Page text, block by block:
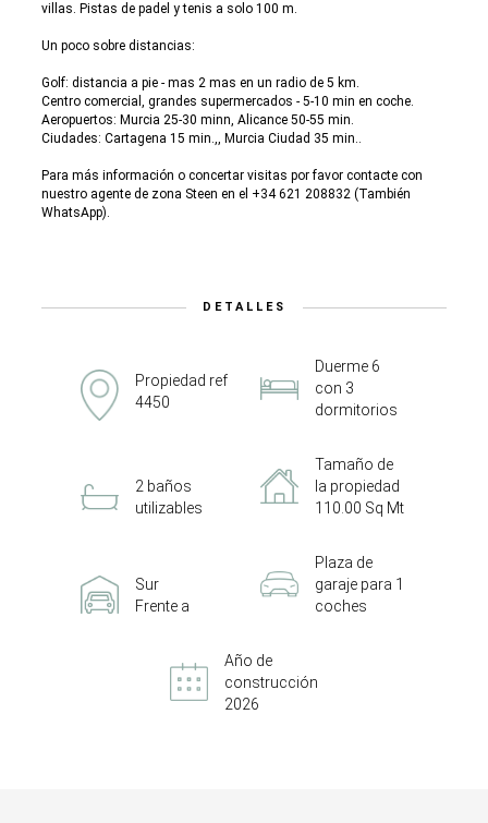
villas. Pistas de padel y tenis a solo 100 m.
Un poco sobre distancias:
Golf: distancia a pie - mas 2 mas en un radio de 5 km.
Centro comercial, grandes supermercados - 5-10 min en coche.
Aeropuertos: Murcia 25-30 minn, Alicance 50-55 min.
Ciudades: Cartagena 15 min.,, Murcia Ciudad 35 min..
Para más información o concertar visitas por favor contacte con
nuestro agente de zona Steen en el +34 621 208832 (También
WhatsApp).
DETALLES
Propiedad ref
4450
Duerme 6
con 3
dormitorios
2 baños
utilizables
Tamaño de
la propiedad
110.00 Sq Mt
Sur
Frente a
Plaza de
garaje para 1
coches
Año de
construcción
2026